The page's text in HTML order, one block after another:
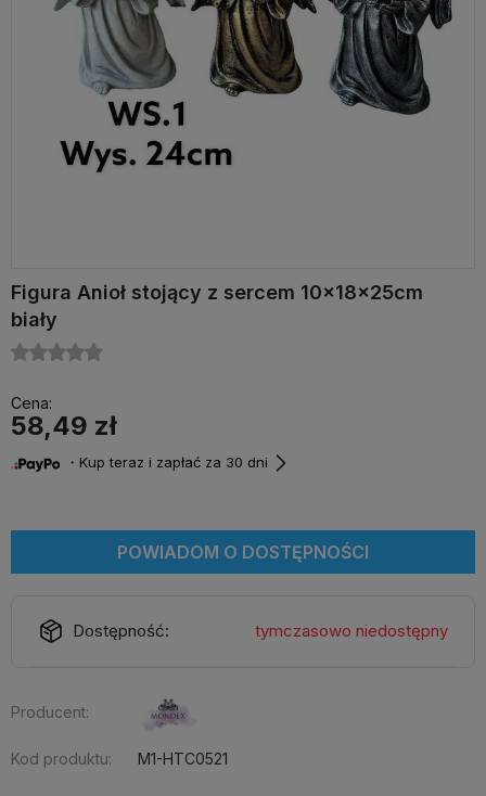
Figura Anioł stojący z sercem 10x18x25cm
biały
Cena:
58,49 zł
・Kup teraz i zapłać za 30 dni
POWIADOM O DOSTĘPNOŚCI
Dostępność: tymczasowo niedostępny
Producent:
Kod produktu: M1-HTC0521